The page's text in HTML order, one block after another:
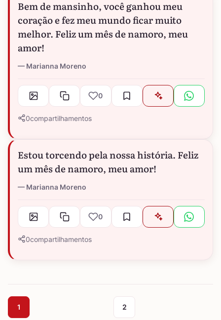
Bem de mansinho, você ganhou meu
coração e fez meu mundo ficar muito
melhor. Feliz um mês de namoro, meu
amor!
Marianna Moreno
0
0compartilhamentos
Estou torcendo pela nossa história. Feliz
um mês de namoro, meu amor!
Marianna Moreno
0
0compartilhamentos
1 2